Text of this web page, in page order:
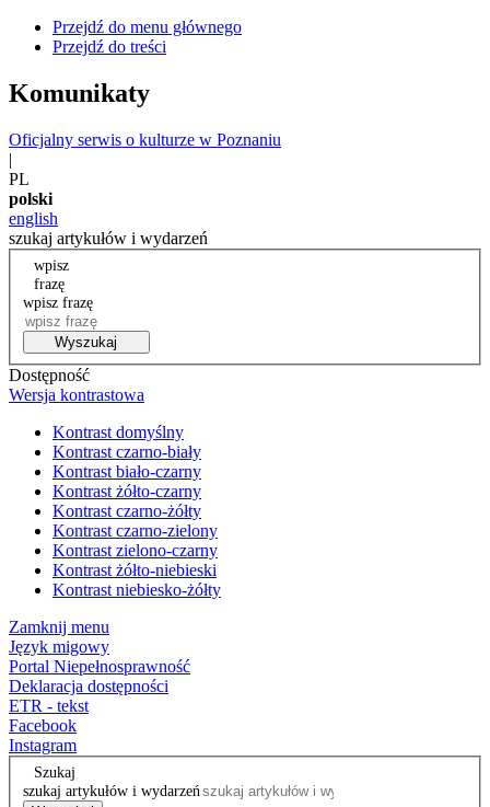
Przejdź do menu głównego
Przejdź do treści
Komunikaty
Oficjalny serwis o kulturze w Poznaniu
|
PL
polski
english
szukaj artykułów i wydarzeń
wpisz
frazę
wpisz frazę
Wyszukaj
Dostępność
Wersja kontrastowa
Kontrast domyślny
Kontrast czarno-biały
Kontrast biało-czarny
Kontrast żółto-czarny
Kontrast czarno-żółty
Kontrast czarno-zielony
Kontrast zielono-czarny
Kontrast żółto-niebieski
Kontrast niebiesko-żółty
Zamknij menu
Język migowy
Portal Niepełnosprawność
Deklaracja dostępności
ETR - tekst
Facebook
Instagram
Szukaj
szukaj artykułów i wydarzeń